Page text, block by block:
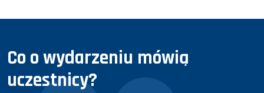
Co o wydarzeniu mówią
uczestnicy?